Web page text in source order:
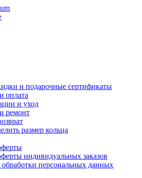
и подарочные сертификаты
оплата
и уход
ремонт
размер кольца
индивидуальных заказов
персональных данных